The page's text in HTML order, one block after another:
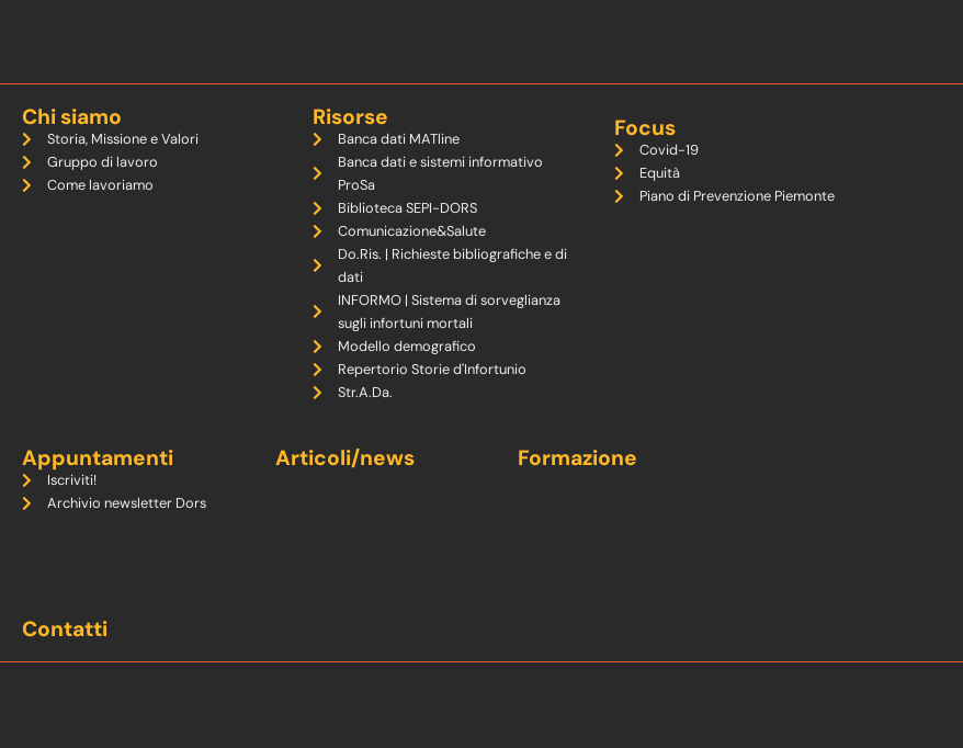
Chi siamo
Storia, Missione e Valori
Gruppo di lavoro
Come lavoriamo
Risorse
Banca dati MATline
Banca dati e sistemi informativo
ProSa
Biblioteca SEPI-DORS
Comunicazione&Salute
Do.Ris. | Richieste bibliografiche e di
dati
INFORMO | Sistema di sorveglianza
sugli infortuni mortali
Modello demografico
Repertorio Storie d'Infortunio
Str.A.Da.
Focus
Covid-19
Equità
Piano di Prevenzione Piemonte
Appuntamenti
Iscriviti!
Archivio newsletter Dors
Articoli/news Formazione
Contatti